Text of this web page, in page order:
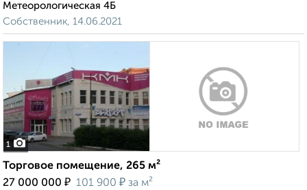
Метеорологическая 4Б
Собственник, 14.06.2021
1
Торговое помещение, 265 м²
27 000 000 ₽ 101 900 ₽ за м²